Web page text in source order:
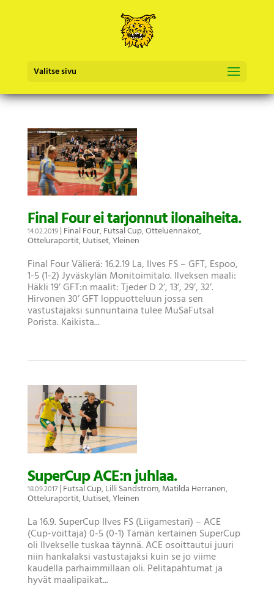
Valitse sivu
Final Four ei tarjonnut ilonaiheita.
14.02.2019| Final Four,Futsal Cup,Otteluennakot,
Otteluraportit,Uutiset,Yleinen
Final Four Välierä: 16.2.19 La, Ilves FS – GFT, Espoo,
1-5 (1-2) Jyväskylän Monitoimitalo. Ilveksen maali:
Häkli 19’ GFT:n maalit: Tjeder D 2’, 13’, 29’, 32’.
Hirvonen 30’ GFT loppuotteluun jossa sen
vastustajaksi sunnuntaina tulee MuSaFutsal
Porista. Kaikista...
SuperCup ACE:n juhlaa.
18.09.2017| Futsal Cup,Lilli Sandström,Matilda Herranen,
Otteluraportit,Uutiset,Yleinen
La 16.9. SuperCup Ilves FS (Liigamestari) – ACE
(Cup-voittaja) 0-5 (0-1) Tämän kertainen SuperCup
oli Ilvekselle tuskaa täynnä. ACE osoittautui juuri
niin hankalaksi vastustajaksi kuin se jo viime
kaudella parhaimmillaan oli. Pelitapahtumat ja
hyvät maalipaikat...